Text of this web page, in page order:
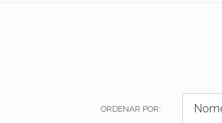
ORDENAR POR: